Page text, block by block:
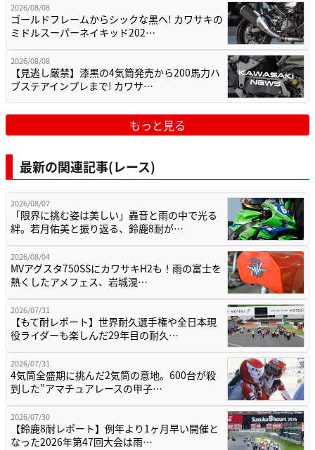
2026/08/08
ゴールドフレームからシックな黒へ! カワサキの
ミドルスーパーネイキッド202…
2026/08/08
【見逃し厳禁】漆黒の4気筒発売から200馬力ハ
ブステアインプレまで! カワサ…
もっと見る
最新の関連記事(レース)
2026/08/07
「限界に挑む姿は美しい」轟音と雨の中で光る
絆。若月佑美と振り返る、鈴鹿8耐が…
2026/08/04
MVアグスタ750SSにカワサキH2も！雨の富士を
熱くしたアメフェス、岩城滉…
2026/07/31
【もて耐レポート】世界耐久選手権や全日本現
役ライダーも楽しんだ29年目の耐久…
2026/07/31
4気筒全盛期に挑んだ2気筒の意地。600台が殺
到した”アマチュアレースの甲子…
2026/07/30
【鈴鹿8耐レポート】例年より1ヶ月早い開催と
なった2026年第47回大会は雨…